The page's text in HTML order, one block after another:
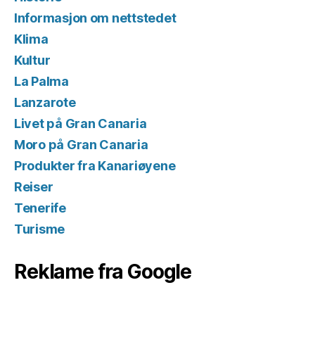
Informasjon om nettstedet
Klima
Kultur
La Palma
Lanzarote
Livet på Gran Canaria
Moro på Gran Canaria
Produkter fra Kanariøyene
Reiser
Tenerife
Turisme
Reklame fra Google